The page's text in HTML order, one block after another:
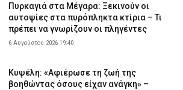
Πυρκαγιά στα Μέγαρα: Ξεκινούν οι
αυτοψίες στα πυρόπληκτα κτίρια – Τι
πρέπει να γνωρίζουν οι πληγέντες
6 Αυγούστου 2026 19:40
Κυψέλη: «Αφιέρωσε τη ζωή της
βοηθώντας όσους είχαν ανάγκη» –